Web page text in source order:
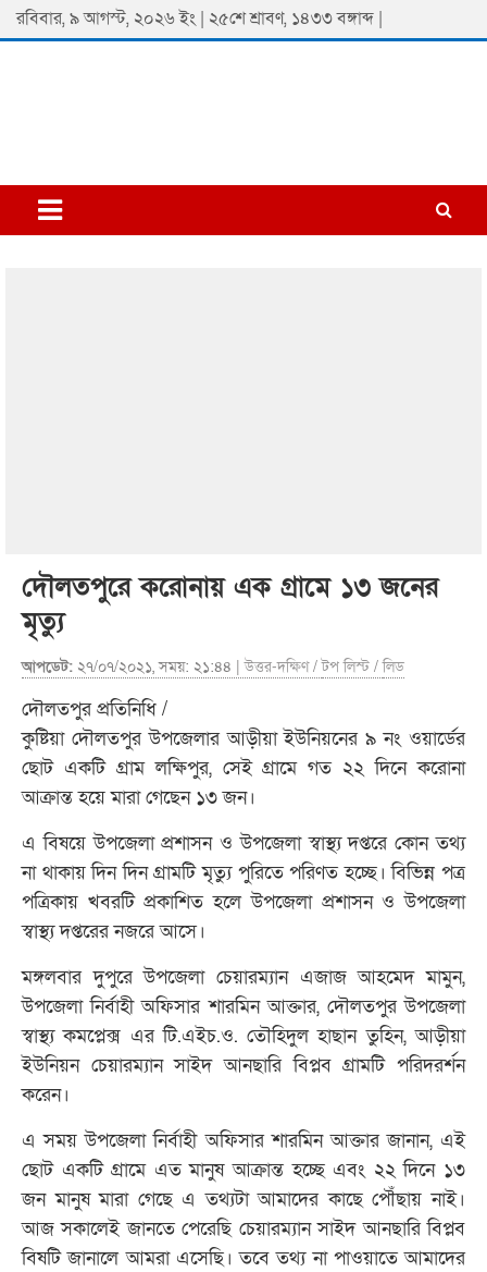
Skip
to
রবিবার, ৯ আগস্ট, ২০২৬ ইং | ২৫শে শ্রাবণ, ১৪৩৩ বঙ্গাব্দ |
Padmaprobaha
Online Newspaper Portal
দৌলতপুরে করোনায় এক গ্রামে ১৩ জনের
মৃত্যু
আপডেট: ২৭/০৭/২০২১, সময়: ২১:৪৪ |উত্তর-দক্ষিণ/টপ লিস্ট /লিড
দৌলতপুর প্রতিনিধি /
কুষ্টিয়া দৌলতপুর উপজেলার আড়ীয়া ইউনিয়নের ৯ নং ওয়ার্ডের
ছোট একটি গ্রাম লক্ষিপুর, সেই গ্রামে গত ২২ দিনে করোনা
আক্রান্ত হয়ে মারা গেছেন ১৩ জন।
এ বিষয়ে উপজেলা প্রশাসন ও উপজেলা স্বাস্থ্য দপ্তরে কোন তথ্য
না থাকায় দিন দিন গ্রামটি মৃত্যু পুরিতে পরিণত হচ্ছে। বিভিন্ন পত্র
পত্রিকায় খবরটি প্রকাশিত হলে উপজেলা প্রশাসন ও উপজেলা
স্বাস্থ্য দপ্তরের নজরে আসে।
মঙ্গলবার দুপুরে উপজেলা চেয়ারম্যান এজাজ আহমেদ মামুন,
উপজেলা নির্বাহী অফিসার শারমিন আক্তার, দৌলতপুর উপজেলা
স্বাস্থ্য কমপ্লেক্স এর টি.এইচ.ও. তৌহিদুল হাছান তুহিন, আড়ীয়া
ইউনিয়ন চেয়ারম্যান সাইদ আনছারি বিপ্লব গ্রামটি পরিদরর্শন
করেন।
এ সময় উপজেলা নির্বাহী অফিসার শারমিন আক্তার জানান, এই
ছোট একটি গ্রামে এত মানুষ আক্রান্ত হচ্ছে এবং ২২ দিনে ১৩
জন মানুষ মারা গেছে এ তথ্যটা আমাদের কাছে পৌঁছায় নাই।
আজ সকালেই জানতে পেরেছি চেয়ারম্যান সাইদ আনছারি বিপ্লব
বিষটি জানালে আমরা এসেছি। তবে তথ্য না পাওয়াতে আমাদের